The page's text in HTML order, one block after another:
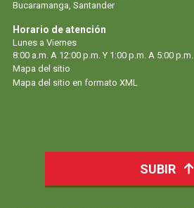
Bucaramanga, Santander
Horario de atención
Lunes a Viernes
8:00 a.m. A 12:00 p.m. Y 1:00 p.m. A 5:00 p.m.
Mapa del sitio
Mapa del sitio en formato XML
SUBIR